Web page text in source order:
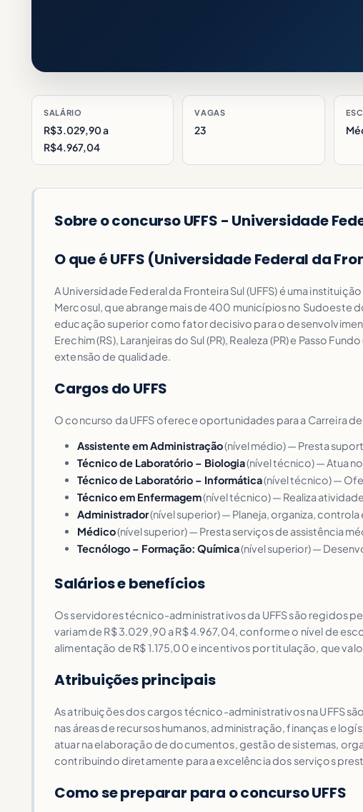
SALÁRIO
R$3.029,90 a
R$4.967,04
VAGAS
23
Sobre o concurso UFFS - Universidade
O que é UFFS (Universidade Federal da
A Universidade Federal da Fronteira Sul (UFFS) é uma
Mercosul, que abrange mais de 400 municípios no Sudoeste
educação superior como fator decisivo para o
Erechim (RS), Laranjeiras do Sul (PR), Realeza (PR) e Passo
extensão de qualidade.
Cargos do UFFS
O concurso da UFFS oferece oportunidades para a Carreira
Assistente em Administração(nível médio) — Presta
Técnico de Laboratório – Biologia(nível técnico) — Atua
Técnico de Laboratório – Informática(nível técnico) —
Técnico em Enfermagem(nível técnico) — Realiza
Administrador(nível superior) — Planeja, organiza, controla
Médico(nível superior) — Presta serviços de assistência
Tecnólogo – Formação: Química(nível superior) —
Salários e benefícios
Os servidores técnico-administrativos da UFFS são regidos
variam de R$ 3.029,90 a R$ 4.967,04, conforme o nível de
alimentação de R$ 1.175,00 e incentivos por titulação, que
Atribuições principais
As atribuições dos cargos técnico-administrativos na UFFS
nas áreas de recursos humanos, administração, finanças e
atuar na elaboração de documentos, gestão de sistemas,
contribuindo diretamente para a excelência dos serviços
Como se preparar para o concurso UFFS